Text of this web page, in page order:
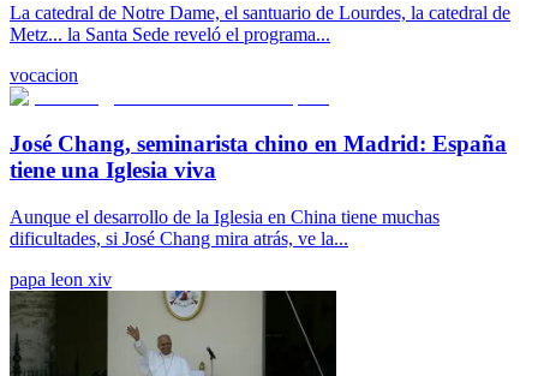
La catedral de Notre Dame, el santuario de Lourdes, la catedral de
Metz... la Santa Sede reveló el programa...
vocacion
José Chang, seminarista chino en Madrid: España
tiene una Iglesia viva
Aunque el desarrollo de la Iglesia en China tiene muchas
dificultades, si José Chang mira atrás, ve la...
papa leon xiv